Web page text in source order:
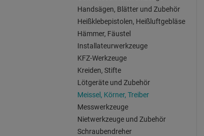
Handsägen, Blätter und Zubehör
Heißklebepistolen, Heißluftgebläse
Hämmer, Fäustel
Installateurwerkzeuge
KFZ-Werkzeuge
Kreiden, Stifte
Lötgeräte und Zubehör
Meissel, Körner, Treiber
Messwerkzeuge
Nietwerkzeuge und Zubehör
Schraubendreher